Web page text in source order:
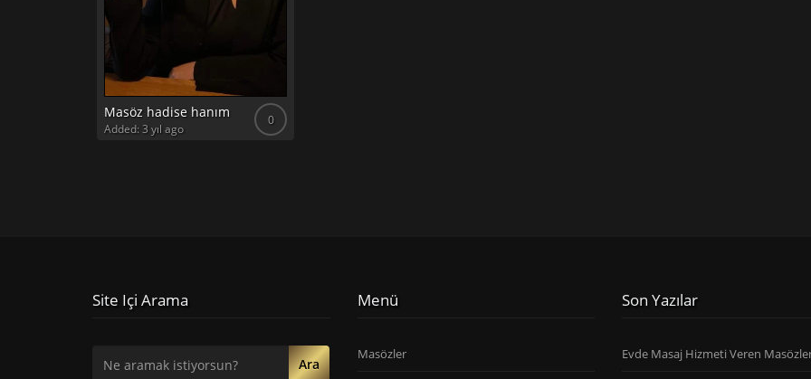
Masöz hadise hanım 0
Added: 3 yıl ago
Site Içi Arama
Ara
Menü
Masözler
Son Yazılar
Evde Masaj Hizmeti Veren